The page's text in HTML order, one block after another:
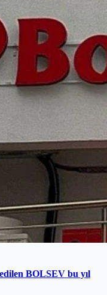
BOLSEV bu yıl